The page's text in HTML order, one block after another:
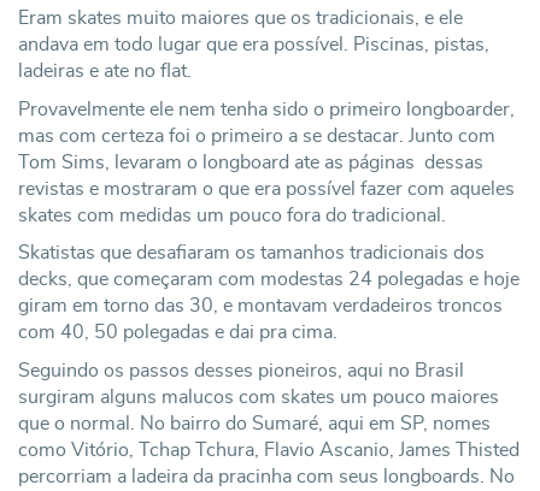
Eram skates muito maiores que os tradicionais, e ele
andava em todo lugar que era possível. Piscinas, pistas,
ladeiras e ate no flat.
Provavelmente ele nem tenha sido o primeiro longboarder,
mas com certeza foi o primeiro a se destacar. Junto com
Tom Sims, levaram o longboard ate as páginas dessas
revistas e mostraram o que era possível fazer com aqueles
skates com medidas um pouco fora do tradicional.
Skatistas que desafiaram os tamanhos tradicionais dos
decks, que começaram com modestas 24 polegadas e hoje
giram em torno das 30, e montavam verdadeiros troncos
com 40, 50 polegadas e dai pra cima.
Seguindo os passos desses pioneiros, aqui no Brasil
surgiram alguns malucos com skates um pouco maiores
que o normal. No bairro do Sumaré, aqui em SP, nomes
como Vitório, Tchap Tchura, Flavio Ascanio, James Thisted
percorriam a ladeira da pracinha com seus longboards. No